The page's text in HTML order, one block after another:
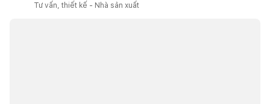
Tư vấn, thiết kế - Nhà sản xuất